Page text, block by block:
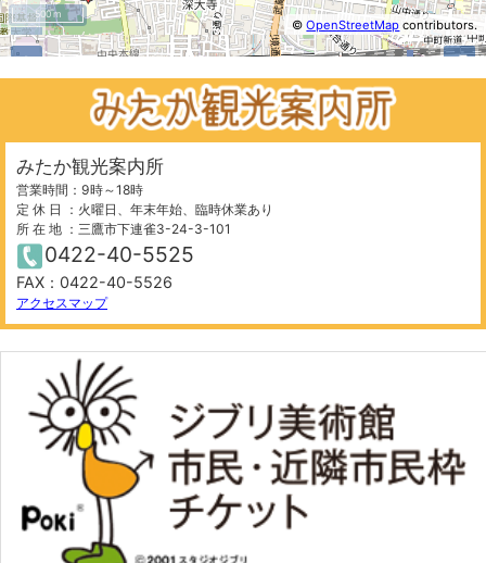
−
©OpenStreetMap contributors.
500 m
+
−
500 m
⤢
みたか観光案内所
営業時間：9時～18時
定 休 日 ：火曜日、年末年始、臨時休業あり
所 在 地 ：三鷹市下連雀3-24-3-101
0422-40-5525
FAX：0422-40-5526
アクセスマップ